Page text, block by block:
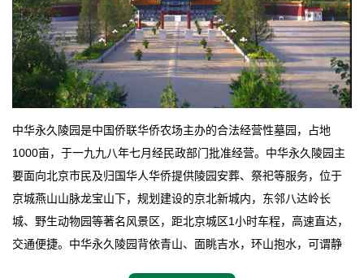
中华永久陵园是中国侨联华侨农场主办的合法经营性墓园，占地
1000亩，于一九九八年七月经民政部门批准经营。中华永久陵园主
要面向北京市民及归国华人华侨提供陵园安葬、祭祀等服务，位于
京城燕山山脉龙宝山下，规划建设的京北新城内，东邻八达岭长
城、野生动物园等著名风景区，距北京城区1小时车程，高速直达，
交通便捷。中华永久陵园背依青山、面眺吉水，环山抱水，可谓静